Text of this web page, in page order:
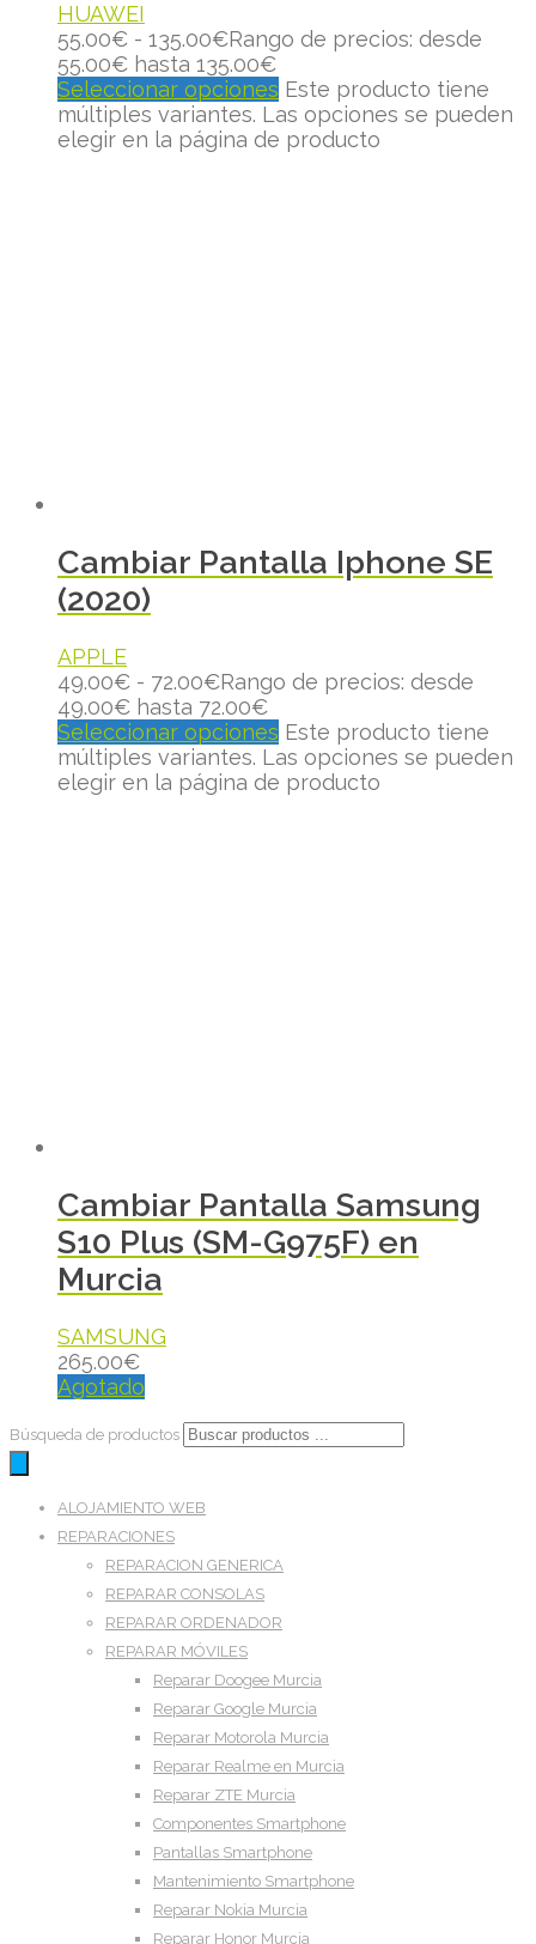
HUAWEI
55.00€ - 135.00€Rango de precios: desde
55.00€ hasta 135.00€
Seleccionar opciones Este producto tiene
múltiples variantes. Las opciones se pueden
elegir en la página de producto
Cambiar Pantalla Iphone SE
(2020)
APPLE
49.00€ - 72.00€Rango de precios: desde
49.00€ hasta 72.00€
Seleccionar opciones Este producto tiene
múltiples variantes. Las opciones se pueden
elegir en la página de producto
Cambiar Pantalla Samsung
S10 Plus (SM-G975F) en
Murcia
SAMSUNG
265.00€
Agotado
Búsqueda de productos
ALOJAMIENTO WEB
REPARACIONES
REPARACION GENERICA
REPARAR CONSOLAS
REPARAR ORDENADOR
REPARAR MÓVILES
Reparar Doogee Murcia
Reparar Google Murcia
Reparar Motorola Murcia
Reparar Realme en Murcia
Reparar ZTE Murcia
Componentes Smartphone
Pantallas Smartphone
Mantenimiento Smartphone
Reparar Nokia Murcia
Reparar Honor Murcia